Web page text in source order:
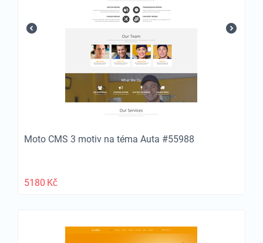
Moto CMS 3 motiv na téma Auta #55988
5180 Kč